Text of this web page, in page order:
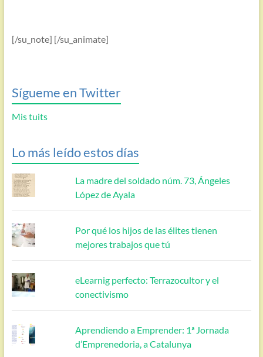
[/su_note] [/su_animate]
Sígueme en Twitter
Mis tuits
Lo más leído estos días
La madre del soldado núm. 73, Ángeles
López de Ayala
Por qué los hijos de las élites tienen
mejores trabajos que tú
eLearnig perfecto: Terrazocultor y el
conectivismo
Aprendiendo a Emprender: 1ª Jornada
d’Emprenedoria, a Catalunya